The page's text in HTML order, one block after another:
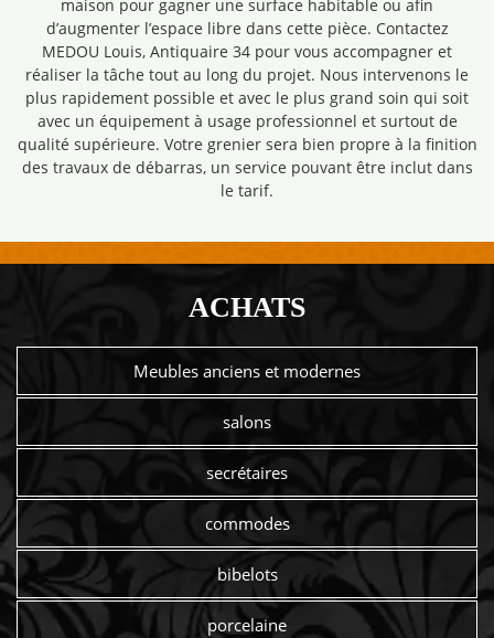
maison pour gagner une surface habitable ou afin
d’augmenter l’espace libre dans cette pièce. Contactez
MEDOU Louis, Antiquaire 34 pour vous accompagner et
réaliser la tâche tout au long du projet. Nous intervenons le
plus rapidement possible et avec le plus grand soin qui soit
avec un équipement à usage professionnel et surtout de
qualité supérieure. Votre grenier sera bien propre à la finition
des travaux de débarras, un service pouvant être inclut dans
le tarif.
ACHATS
Meubles anciens et modernes
salons
secrétaires
commodes
bibelots
porcelaine